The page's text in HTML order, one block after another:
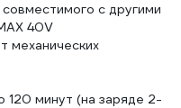
с другими
40V
механических
минут (на заряде 2-